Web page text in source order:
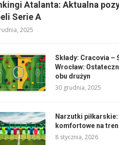
Atalanta: Aktualna
Serie A
2025
Składy: Cracovia –
Wrocław:
obu drużyn
30 grudnia, 2025
Narzutki
komfortowe na
8 stycznia, 2026